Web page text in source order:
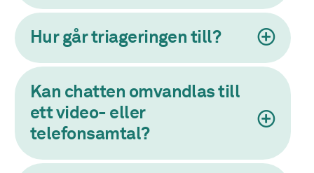
Hur går triageringen till?
Kan chatten omvandlas till
ett video- eller
telefonsamtal?